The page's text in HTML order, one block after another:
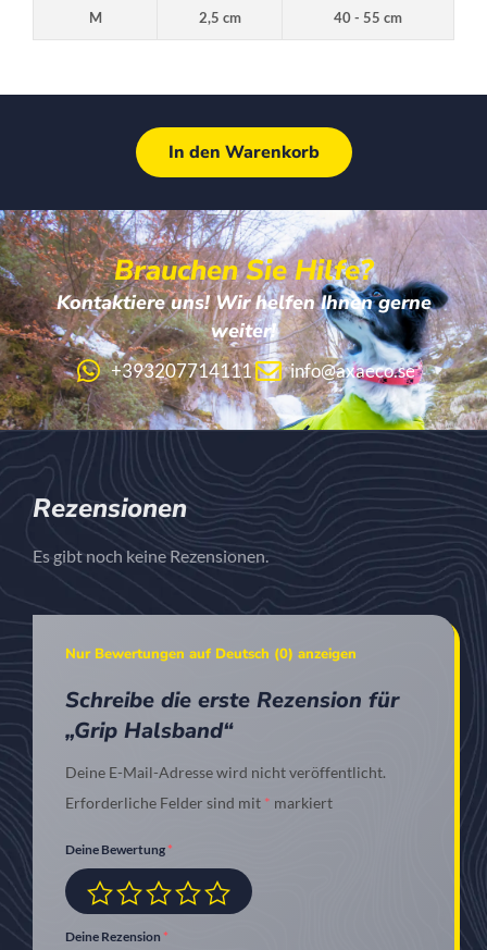
M 2,5 cm 40 - 55 cm
In den Warenkorb
Brauchen Sie Hilfe?
Kontaktiere uns! Wir helfen Ihnen gerne
weiter!
+393207714111 info@axaeco.se
Rezensionen
Es gibt noch keine Rezensionen.
Nur Bewertungen auf Deutsch (0) anzeigen
Schreibe die erste Rezension für
„Grip Halsband“
Deine E-Mail-Adresse wird nicht veröffentlicht.
Erforderliche Felder sind mit * markiert
Deine Bewertung *
Deine Rezension *